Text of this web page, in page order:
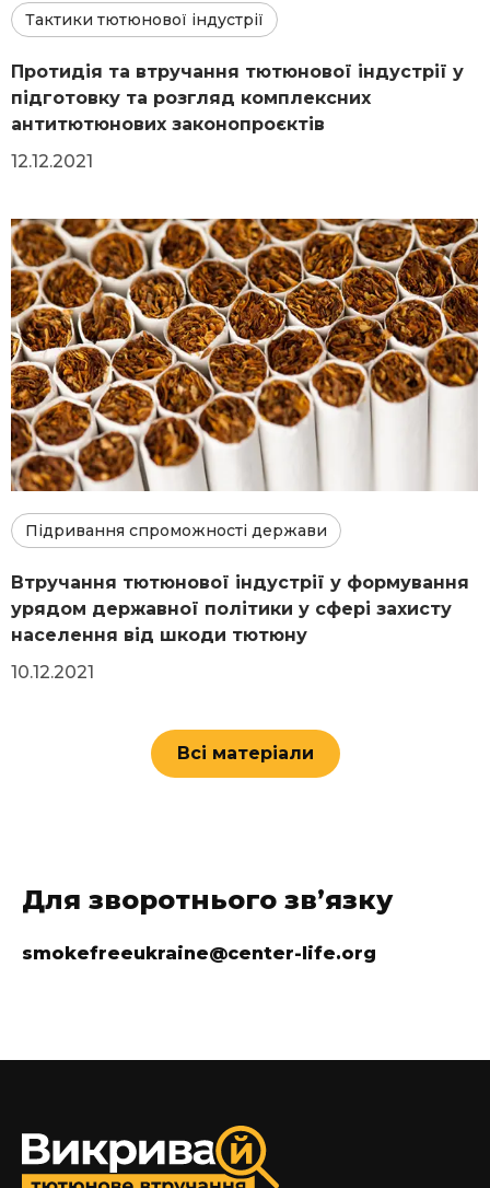
Тактики тютюнової індустрії
Протидія та втручання тютюнової індустрії у
підготовку та розгляд комплексних
антитютюнових законопроєктів
12.12.2021
Підривання спроможності держави
Втручання тютюнової індустрії у формування
урядом державної політики у сфері захисту
населення від шкоди тютюну
10.12.2021
Всі матеріали
Для зворотнього звʼязку
smokefreeukraine@center-life.org